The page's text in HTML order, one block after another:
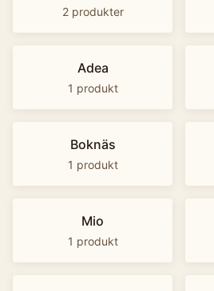
2 produkter
Adea
1 produkt
Boknäs
1 produkt
Mio
1 produkt